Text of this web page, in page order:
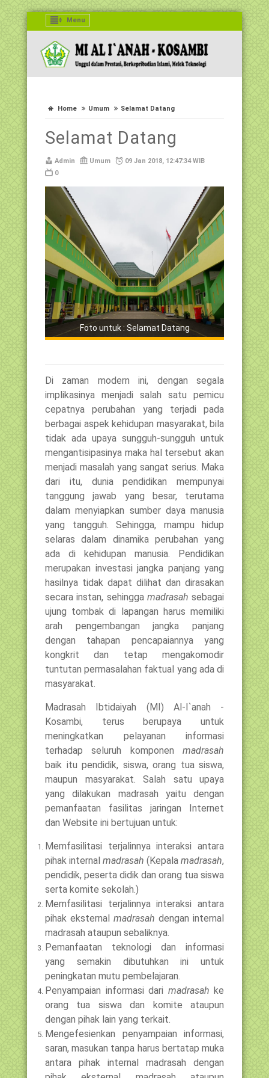
Menu
Home Umum Selamat Datang
Selamat Datang
Admin Umum
09 Jan 2018, 12:47:34 WIB
0
Foto untuk : Selamat Datang
Di zaman modern ini, dengan segala
implikasinya menjadi salah satu pemicu
cepatnya perubahan yang terjadi pada
berbagai aspek kehidupan masyarakat, bila
tidak ada upaya sungguh-sungguh untuk
mengantisipasinya maka hal tersebut akan
menjadi masalah yang sangat serius. Maka
dari itu, dunia pendidikan mempunyai
tanggung jawab yang besar, terutama
dalam menyiapkan sumber daya manusia
yang tangguh. Sehingga, mampu hidup
selaras dalam dinamika perubahan yang
ada di kehidupan manusia. Pendidikan
merupakan investasi jangka panjang yang
hasilnya tidak dapat dilihat dan dirasakan
secara instan, sehingga madrasah sebagai
ujung tombak di lapangan harus memiliki
arah pengembangan jangka panjang
dengan tahapan pencapaiannya yang
kongkrit dan tetap mengakomodir
tuntutan permasalahan faktual yang ada di
masyarakat.
Madrasah Ibtidaiyah (MI) Al-I`anah -
Kosambi, terus berupaya untuk
meningkatkan pelayanan informasi
terhadap seluruh komponen madrasah
baik itu pendidik, siswa, orang tua siswa,
maupun masyarakat. Salah satu upaya
yang dilakukan madrasah yaitu dengan
pemanfaatan fasilitas jaringan Internet
dan Website ini bertujuan untuk:
Memfasilitasi terjalinnya interaksi antara
pihak internal madrasah (Kepala madrasah,
pendidik, peserta didik dan orang tua siswa
serta komite sekolah.)
Memfasilitasi terjalinnya interaksi antara
pihak eksternal madrasah dengan internal
madrasah ataupun sebaliknya.
Pemanfaatan teknologi dan informasi
yang semakin dibutuhkan ini untuk
peningkatan mutu pembelajaran.
Penyampaian informasi dari madrasah ke
orang tua siswa dan komite ataupun
dengan pihak lain yang terkait.
Mengefesienkan penyampaian informasi,
saran, masukan tanpa harus bertatap muka
antara pihak internal madrasah dengan